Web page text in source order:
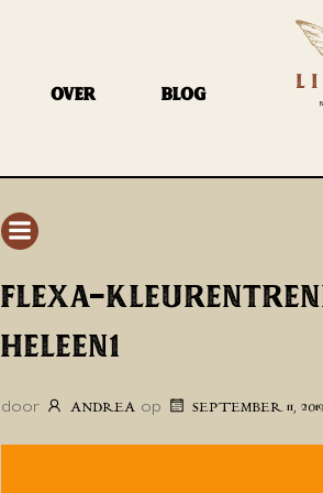
OVER BLOG
FLEXA-
HELEEN1
door ANDREA op SEPTEMBER 11, 2019